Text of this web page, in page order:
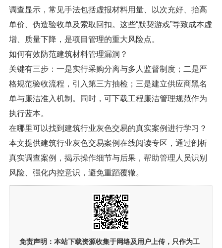
调查显示，常见手法包括虚报材料用量、以次充好、抬高
单价、伪造验收单及索取回扣。这些“默契游戏”导致成本虚
增、质量下降，是项目管理的重大风险点。
如何有效防范建筑材料管理漏洞？
关键有三步：一是实行采购分离与多人监督制度；二是严
格规范验收流程，引入第三方抽检；三是建立供应商黑名
单与廉洁准入机制。同时，可下载工程廉洁管理规范作为
执行蓝本。
在哪里可以找到建筑行业灰色交易的真实案例进行学习？
本文提供建筑行业灰色交易案例在线阅读专区，通过剖析
真实调查案例，揭示操作细节与后果，帮助管理人员识别
风险、强化内控意识，避免重蹈覆辙。
免责声明： 本站下载资源收集于网络及用户上传， 只作为工